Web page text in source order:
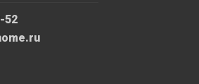
52